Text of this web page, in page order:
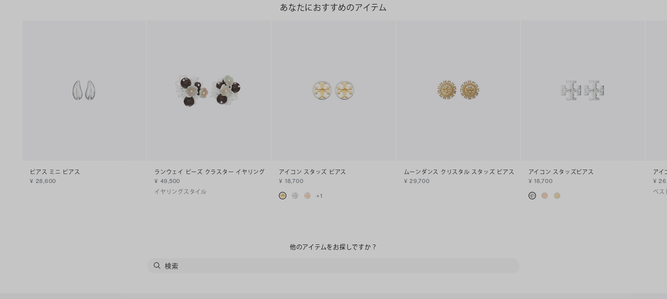
あなたにおすすめのアイテム
ピアス ミニ ピアス
¥ 28,600
ランウェイ ビーズ クラスター イヤリング
¥ 49,500
イヤリングスタイル
アイコン スタッズ ピアス
¥ 18,700
+1
ムーンダンス クリスタル スタッズ ピアス
¥ 29,700
アイコン スタッズピアス
¥ 18,700
アイ
¥
ベス
他のアイテムをお探しですか？